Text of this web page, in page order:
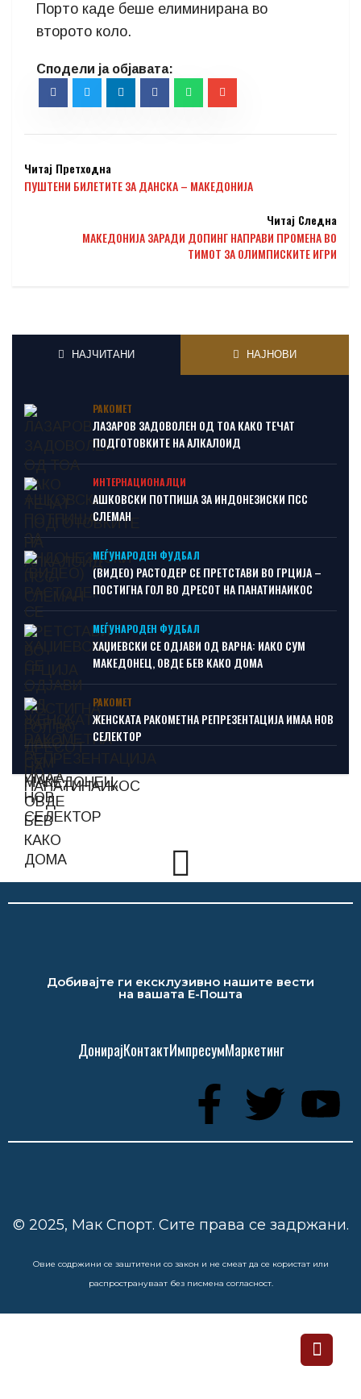
Порто каде беше елиминирана во
второто коло.
Читај Претходна
ПУШТЕНИ БИЛЕТИТЕ ЗА ДАНСКА – МАКЕДОНИЈА
Читај Следна
МАКЕДОНИЈА ЗАРАДИ ДОПИНГ НАПРАВИ ПРОМЕНА ВО
ТИМОТ ЗА ОЛИМПИСКИТЕ ИГРИ
НАЈЧИТАНИ НАЈНОВИ
РАКОМЕТ
ЛАЗАРОВ ЗАДОВОЛЕН ОД ТОА КАКО ТЕЧАТ
ПОДГОТОВКИТЕ НА АЛКАЛОИД
ИНТЕРНАЦИОНАЛЦИ
АШКОВСКИ ПОТПИША ЗА ИНДОНЕЗИСКИ ПСС
СЛЕМАН
МЕЃУНАРОДЕН ФУДБАЛ
(ВИДЕО) РАСТОДЕР СЕ ПРЕТСТАВИ ВО ГРЦИЈА –
ПОСТИГНА ГОЛ ВО ДРЕСОТ НА ПАНАТИНАИКОС
МЕЃУНАРОДЕН ФУДБАЛ
ХАЏИЕВСКИ СЕ ОДЈАВИ ОД ВАРНА: ИАКО СУМ
МАКЕДОНЕЦ, ОВДЕ БЕВ КАКО ДОМА
РАКОМЕТ
ЖЕНСКАТА РАКОМЕТНА РЕПРЕЗЕНТАЦИЈА ИМАА НОВ
СЕЛЕКТОР
Добивајте ги ексклузивно нашите вести
на вашата Е-Пошта
ДонирајКонтактИмпресумМаркетинг
© 2025, Мак Спорт. Сите права се задржани.
Овие содржини се заштитени со закон и не смеат да се користат или
распространуваат без писмена согласност.